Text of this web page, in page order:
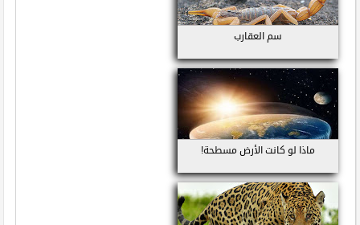
سم العقارب
ماذا لو كانت الأرض مسطحة!